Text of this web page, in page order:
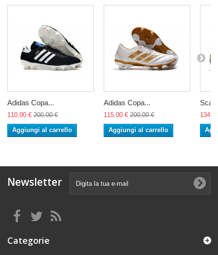
Adidas Copa...
110,00 € 200,00 €
Aggiungi al carrello
Adidas Copa...
115,00 € 200,00 €
Aggiungi al carrello
Newsletter
Categorie